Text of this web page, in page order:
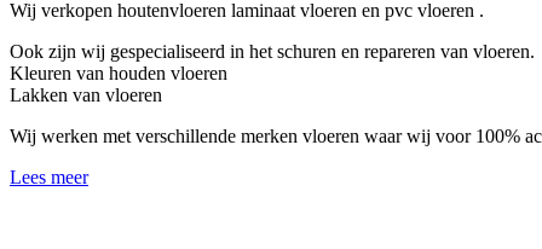
Wij verkopen houtenvloeren laminaat vloeren en pvc vloeren .
Ook zijn wij gespecialiseerd in het schuren en repareren van vloeren.
Kleuren van houden vloeren
Lakken van vloeren
Wij werken met verschillende merken vloeren waar wij voor 100%
Lees meer